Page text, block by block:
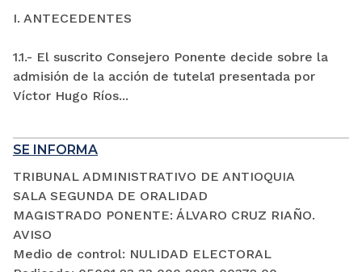
I. ANTECEDENTES
1.1.- El suscrito Consejero Ponente decide sobre la
admisión de la acción de tutela1 presentada por
Víctor Hugo Ríos...
SE INFORMA
TRIBUNAL ADMINISTRATIVO DE ANTIOQUIA
SALA SEGUNDA DE ORALIDAD
MAGISTRADO PONENTE: ÁLVARO CRUZ RIAÑO.
AVISO
Medio de control: NULIDAD ELECTORAL